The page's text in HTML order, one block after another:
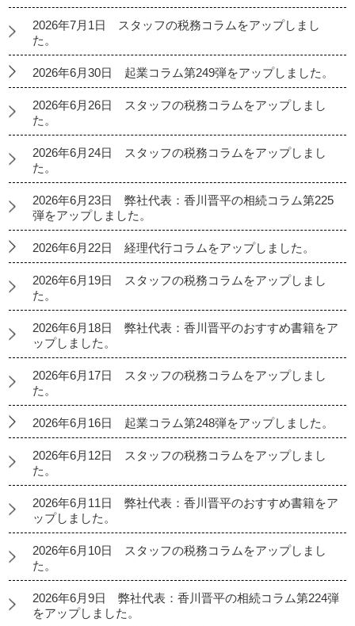
2026年7月1日 スタッフの税務コラムをアップしまし
た。
2026年6月30日 起業コラム第249弾をアップしました。
2026年6月26日 スタッフの税務コラムをアップしまし
た。
2026年6月24日 スタッフの税務コラムをアップしまし
た。
2026年6月23日 弊社代表：香川晋平の相続コラム第225
弾をアップしました。
2026年6月22日 経理代行コラムをアップしました。
2026年6月19日 スタッフの税務コラムをアップしまし
た。
2026年6月18日 弊社代表：香川晋平のおすすめ書籍をア
ップしました。
2026年6月17日 スタッフの税務コラムをアップしまし
た。
2026年6月16日 起業コラム第248弾をアップしました。
2026年6月12日 スタッフの税務コラムをアップしまし
た。
2026年6月11日 弊社代表：香川晋平のおすすめ書籍をア
ップしました。
2026年6月10日 スタッフの税務コラムをアップしまし
た。
2026年6月9日 弊社代表：香川晋平の相続コラム第224弾
をアップしました。